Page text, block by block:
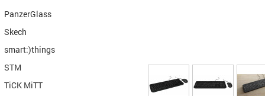
PanzerGlass
Skech
smart:)things
STM
TiCK MiTT